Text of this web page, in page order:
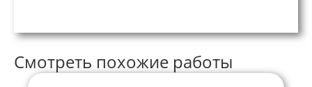
Смотреть похожие работы